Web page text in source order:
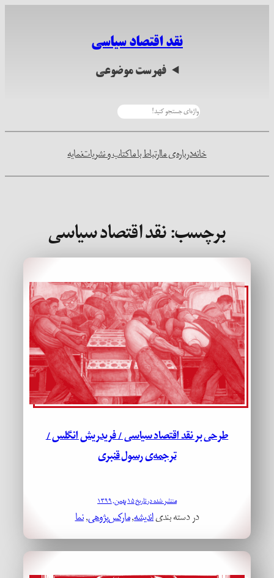
نقد اقتصاد سیاسی
فهرست موضوعی
خانهدرباره‌ی ماارتباط با ماکتاب و نشریاتنمایه
برچسب:نقد اقتصاد سیاسی
طرحی بر نقد اقتصاد سیاسی / فریدریش انگلس /
ترجمه‌ی رسول قنبری
منتشر شده در تاریخ ۱۵ بهمن, ۱۳۹۹
در دسته بندیاندیشه, مارکس‌پژوهی, نما